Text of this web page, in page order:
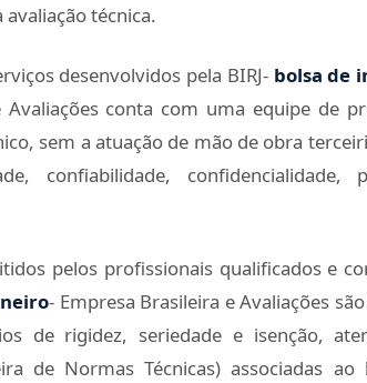
técnica.
desenvolvidos pela BIRJ- bolsa de
conta com uma equipe de
sem a atuação de mão de obra
confiabilidade, confidencialidade,
pelos profissionais qualificados e
- Empresa Brasileira e Avaliações
de rigidez, seriedade e isenção,
de Normas Técnicas) associadas ao